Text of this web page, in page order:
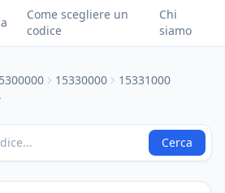
Come scegliere un
codice
Chi
siamo
15330000
15331000
Cerca